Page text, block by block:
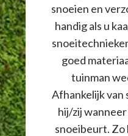
snoeien en
handig als u
goed
tuinman
Afhankelijk
hij/zij
snoeibeurt. Zo